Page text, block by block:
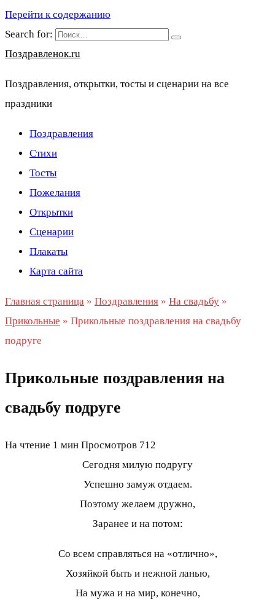
Перейти к содержанию
Search for:
Поздравленок.ru
Поздравления, открытки, тосты и сценарии на все
праздники
Поздравления
Стихи
Тосты
Пожелания
Открытки
Сценарии
Плакаты
Карта сайта
Главная страница » Поздравления » На свадьбу »
Прикольные » Прикольные поздравления на свадьбу
подруге
Прикольные поздравления на
свадьбу подруге
На чтение 1 мин Просмотров 712
Сегодня милую подругу
Успешно замуж отдаем.
Поэтому желаем дружно,
Заранее и на потом:
Со всем справляться на «отлично»,
Хозяйкой быть и нежной ланью,
На мужа и на мир, конечно,